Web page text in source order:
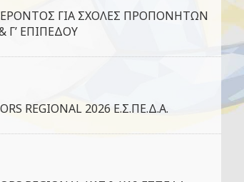
ΓΙΑ ΣΧΟΛΕΣ ΠΡΟΠΟΝΗΤΩΝ
Γ’ ΕΠΙΠΕΔΟΥ
REGIONAL 2026 Ε.Σ.ΠΕ.Δ.Α.